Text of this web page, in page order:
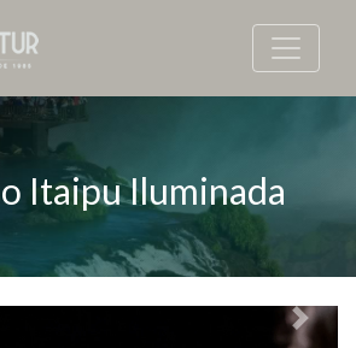
Itaipu Iluminada
Next